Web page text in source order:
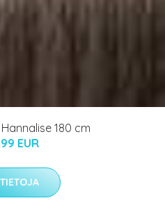
180 cm
EUR